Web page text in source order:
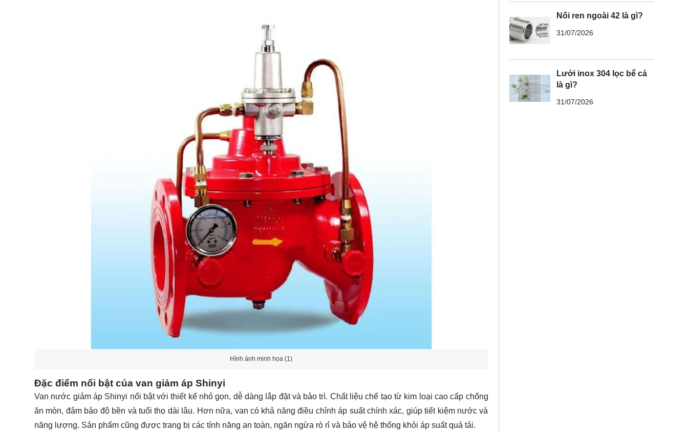
Hình ảnh minh họa (1)
Đặc điểm nổi bật của van giảm áp Shinyi
Van nước giảm áp Shinyi nổi bật với thiết kế nhỏ gọn, dễ dàng lắp đặt và bảo trì. Chất liệu chế tạo từ kim loại cao cấp chống
ăn mòn, đảm bảo độ bền và tuổi thọ dài lâu. Hơn nữa, van có khả năng điều chỉnh áp suất chính xác, giúp tiết kiệm nước và
năng lượng. Sản phẩm cũng được trang bị các tính năng an toàn, ngăn ngừa rò rỉ và bảo vệ hệ thống khỏi áp suất quá tải.
Nối ren ngoài 42 là gì?
31/07/2026
Lưới inox 304 lọc bể cá
là gì?
31/07/2026